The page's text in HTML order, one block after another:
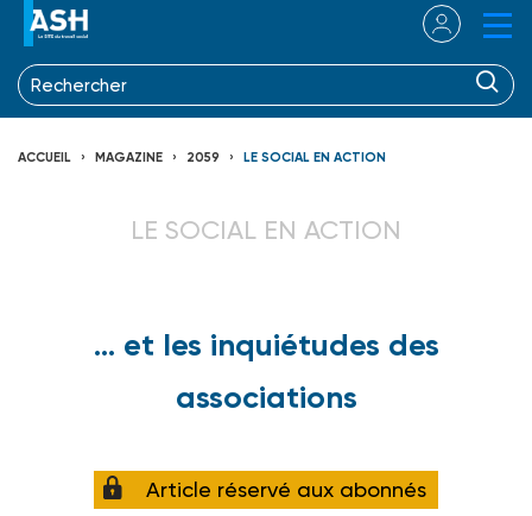
ACCUEIL MAGAZINE 2059 LE SOCIAL EN ACTION
LE SOCIAL EN ACTION
... et les inquiétudes des
associations
Article réservé aux abonnés